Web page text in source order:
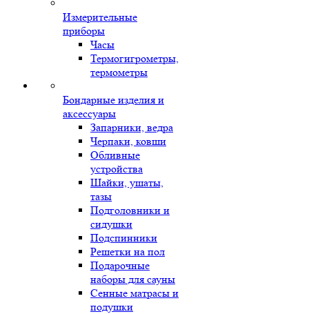
Измерительные
приборы
Часы
Термогигрометры,
термометры
Бондарные изделия и
аксессуары
Запарники, ведра
Черпаки, ковши
Обливные
устройства
Шайки, ушаты,
тазы
Подголовники и
сидушки
Подспинники
Решетки на пол
Подарочные
наборы для сауны
Сенные матрасы и
подушки